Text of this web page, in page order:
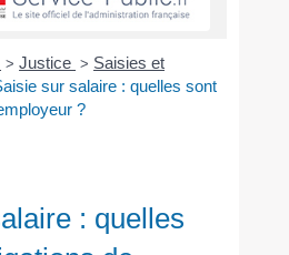
> Justice > Saisies et
sur salaire : quelles sont
?
: quelles